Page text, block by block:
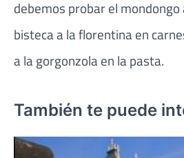
debemos probar el
bisteca a la florentina en
a la gorgonzola en la pasta.
También te puede